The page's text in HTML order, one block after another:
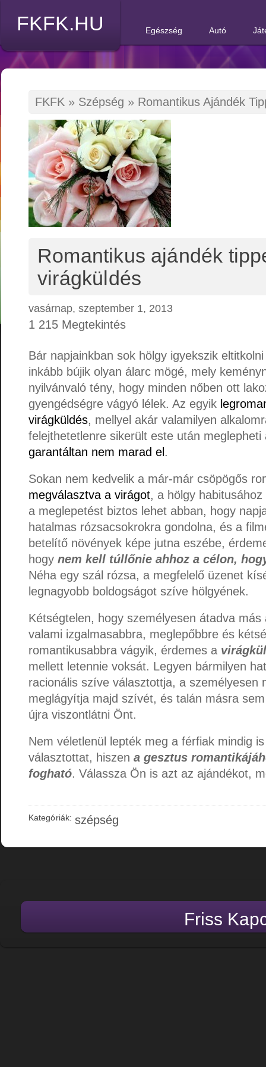
FKFK.HU Egészség Autó
FKFK » Szépség » Romantikus Ajándék
Romantikus ajándék
virágküldés
vasárnap, szeptember 1, 2013
1 215 Megtekintés
Bár napjainkban sok hölgy igyekszik
inkább bújik olyan álarc mögé, mely
nyilvánvaló tény, hogy minden nőben ott
gyengédségre vágyó lélek. Az egyik
virágküldés, mellyel akár valamilyen
felejthetetlenre sikerült este után
garantáltan nem marad el .
Sokan nem kedvelik a már-már csöpögős
megválasztva a virágot, a hölgy
a meglepetést biztos lehet abban, hogy
hatalmas rózsacsokrokra gondolna, és a
betelítő növények képe jutna eszébe,
hogy nem kell túllőnie ahhoz a célon,
Néha egy szál rózsa, a megfelelő üzenet
legnagyobb boldogságot szíve hölgyének.
Kétségtelen, hogy személyesen átadva más
valami izgalmasabbra, meglepőbbre és
romantikusabbra vágyik, érdemes a
mellett letennie voksát. Legyen bármilyen
racionális szíve választottja, a személyesen
meglágyítja majd szívét, és talán másra
újra viszontlátni Önt.
Nem véletlenül lepték meg a férfiak mindig
választottat, hiszen a gesztus
fogható. Válassza Ön is azt az ajándékot,
Kategóriák: szépség
Friss